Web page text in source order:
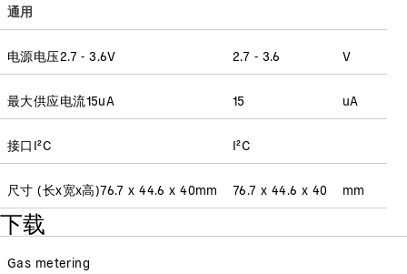
通用
电源电压2.7 - 3.6V 2.7 - 3.6 V
最大供应电流15uA 15 uA
接口 I²C I²C
尺寸 (长x宽x高)76.7 x 44.6 x 40mm 76.7 x 44.6 x 40 mm
下载
Gas metering